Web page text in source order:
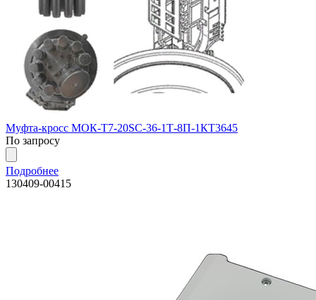
Муфта-кросс МОК-Т7-20SC-36-1Т-8П-1КТ3645
По запросу
Подробнее
130409-00415